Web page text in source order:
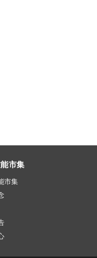
市集
市集